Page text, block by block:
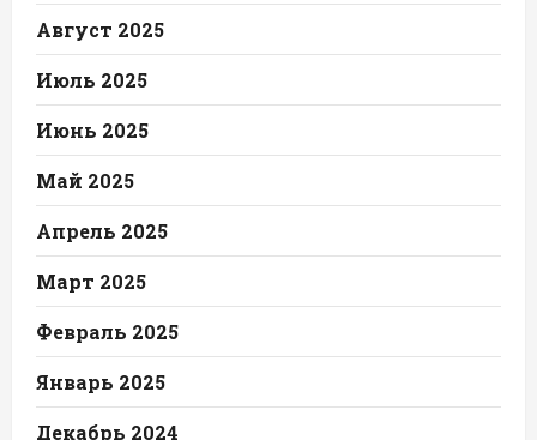
Август 2025
Июль 2025
Июнь 2025
Май 2025
Апрель 2025
Март 2025
Февраль 2025
Январь 2025
Декабрь 2024